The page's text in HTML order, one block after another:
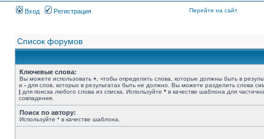
}
Вход
Регистрация Перейти на сайт
Список форумов
Ключевые слова:
Вы можете использовать + , чтобы определить слова, которые должны быть в
и - для слов, которых в результатах быть не должно. Вы можете разделить слова
| для поиска любого слова из списка. Используйте * в качестве шаблона для
совпадения.
Поиск по автору:
Используйте * в качестве шаблона.